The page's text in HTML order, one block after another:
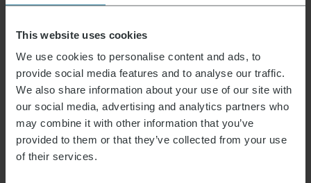
This website uses cookies
We use cookies to personalise content and ads, to
provide social media features and to analyse our traffic.
We also share information about your use of our site with
our social media, advertising and analytics partners who
may combine it with other information that you’ve
provided to them or that they’ve collected from your use
of their services.
Garantieverklaring
Reparaturservice niet beschikbaar
Elektrogeräte Rücknahme Ja